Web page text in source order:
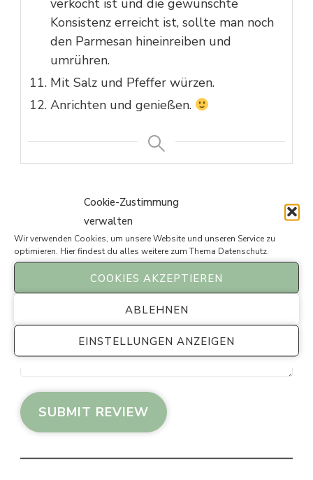
Cookie-Zustimmung
verwalten
Wir verwenden Cookies, um unsere Website und unseren Service zu
optimieren. Hier findest du alles weitere zum Thema Datenschutz.
COOKIES AKZEPTIEREN
ABLEHNEN
EINSTELLUNGEN ANZEIGEN
verkocht ist und die gewünschte
Konsistenz erreicht ist, sollte man noch
den Parmesan hineinreiben und
umrühren.
Mit Salz und Pfeffer würzen.
Anrichten und genießen.
Titel Deiner Bewertung
Deine Rezension
SUBMIT REVIEW